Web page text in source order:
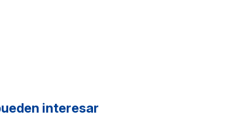
interesar